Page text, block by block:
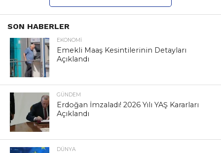
SON HABERLER
EKONOMI
Emekli Maaş Kesintilerinin Detayları
Açıklandı
GÜNDEM
Erdoğan İmzaladı! 2026 Yılı YAŞ Kararları
Açıklandı
DÜNYA